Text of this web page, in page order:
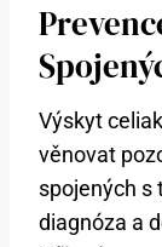
Výskyt
věnovat
spojených s
diagnóza a